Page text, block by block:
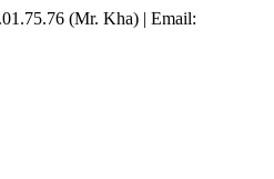
(Mr. Kha) | Email: